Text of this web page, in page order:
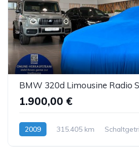
BMW 320d Limousine Radio
1.900,00 €
2009 315.405 km